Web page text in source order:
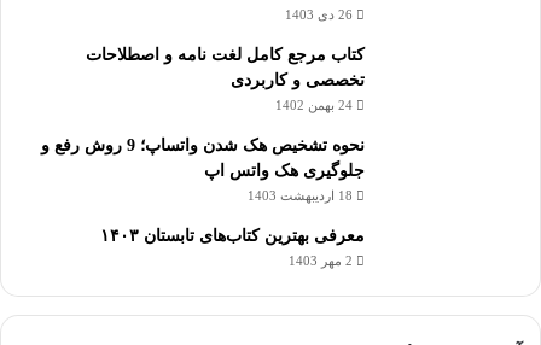
26 دی 1403
کتاب مرجع کامل لغت نامه و اصطلاحات
تخصصی و کاربردی
24 بهمن 1402
نحوه تشخیص هک شدن واتساپ؛ 9 روش رفع و
جلوگیری هک واتس اپ
18 اردیبهشت 1403
معرفی بهترین کتاب‌های تابستان ۱۴۰۳
2 مهر 1403